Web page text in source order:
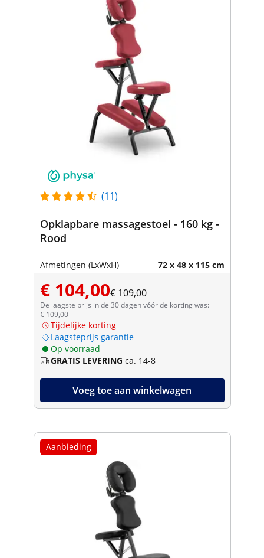
(11)
Opklapbare massagestoel - 160 kg -
Rood
Afmetingen (LxWxH) 72 x 48 x 115 cm
€ 104,00€ 109,00
De laagste prijs in de 30 dagen vóór de korting was:
€ 109,00
Tijdelijke korting
Laagsteprijs garantie
Op voorraad
GRATIS LEVERING ca. 14-8
Voeg toe aan winkelwagen
Aanbieding